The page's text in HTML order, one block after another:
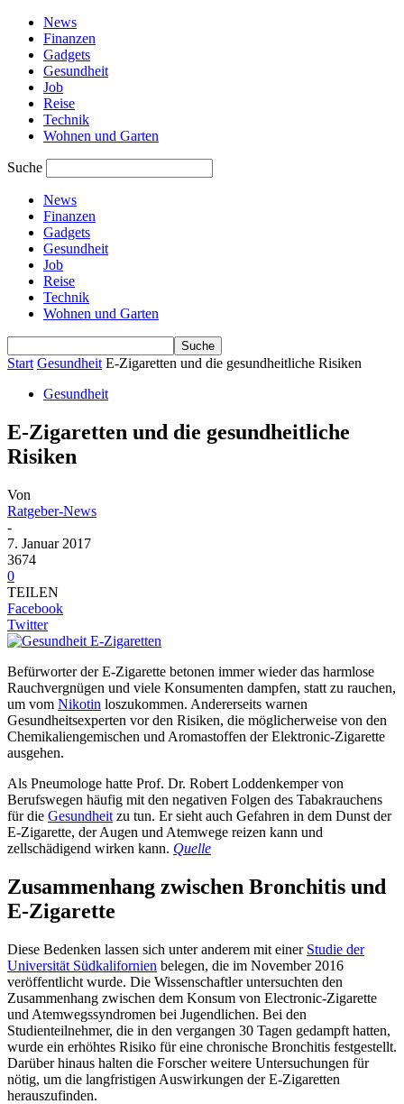
News
Finanzen
Gadgets
Gesundheit
Job
Reise
Technik
Wohnen und Garten
Suche
News
Finanzen
Gadgets
Gesundheit
Job
Reise
Technik
Wohnen und Garten
Start Gesundheit E-Zigaretten und die gesundheitliche Risiken
Gesundheit
E-Zigaretten und die gesundheitliche
Risiken
Von
Ratgeber-News
-
7. Januar 2017
3674
0
TEILEN
Facebook
Twitter
Befürworter der E-Zigarette betonen immer wieder das harmlose
Rauchvergnügen und viele Konsumenten dampfen, statt zu rauchen,
um vom Nikotin loszukommen. Andererseits warnen
Gesundheitsexperten vor den Risiken, die möglicherweise von den
Chemikaliengemischen und Aromastoffen der Elektronic-Zigarette
ausgehen.
Als Pneumologe hatte Prof. Dr. Robert Loddenkemper von
Berufswegen häufig mit den negativen Folgen des Tabakrauchens
für die Gesundheit zu tun. Er sieht auch Gefahren in dem Dunst der
E-Zigarette, der Augen und Atemwege reizen kann und
zellschädigend wirken kann. Quelle
Zusammenhang zwischen Bronchitis und
E-Zigarette
Diese Bedenken lassen sich unter anderem mit einer Studie der
Universität Südkalifornien belegen, die im November 2016
veröffentlicht wurde. Die Wissenschaftler untersuchten den
Zusammenhang zwischen dem Konsum von Electronic-Zigarette
und Atemwegssyndromen bei Jugendlichen. Bei den
Studienteilnehmer, die in den vergangen 30 Tagen gedampft hatten,
wurde ein erhöhtes Risiko für eine chronische Bronchitis festgestellt.
Darüber hinaus halten die Forscher weitere Untersuchungen für
nötig, um die langfristigen Auswirkungen der E-Zigaretten
herauszufinden.